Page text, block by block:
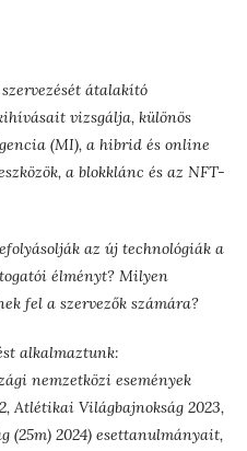
átalakító
vizsgálja, különös
(MI), a hibrid és online
a blokklánc és az NFT-
az új technológiák a
élményt? Milyen
fel a szervezők számára?
alkalmaztunk:
nemzetközi események
Atlétikai Világbajnokság 2023,
(25m) 2024) esettanulmányait,